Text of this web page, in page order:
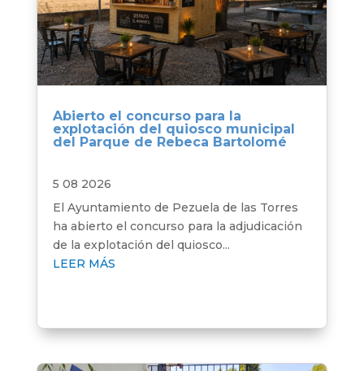
Abierto el concurso para la
explotación del quiosco municipal
del Parque de Rebeca Bartolomé
5 08 2026
El Ayuntamiento de Pezuela de las Torres
ha abierto el concurso para la adjudicación
de la explotación del quiosco...
LEER MÁS